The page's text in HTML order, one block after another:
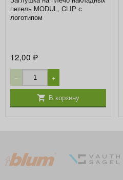
петель MODUL, CLIP с
логотипом
12,00₽
− +
В корзину